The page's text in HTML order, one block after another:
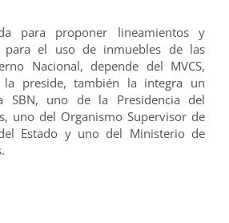
para proponer lineamientos y
para el uso de inmuebles de las
Nacional, depende del MVCS,
la preside, también la integra un
SBN, uno de la Presidencia del
uno del Organismo Supervisor de
Estado y uno del Ministerio de